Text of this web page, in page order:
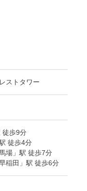
ストタワー
徒歩9分
徒歩4分
場」駅 徒歩7分
稲田」駅 徒歩6分